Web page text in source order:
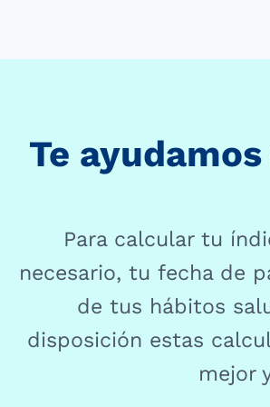
Te
Para calcular tu
necesario, tu fecha de
de tus hábitos
disposición estas
mejor